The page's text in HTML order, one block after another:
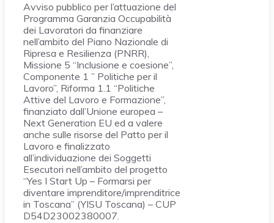
Avviso pubblico per l’attuazione del
Programma Garanzia Occupabilità
dei Lavoratori da finanziare
nell’ambito del Piano Nazionale di
Ripresa e Resilienza (PNRR),
Missione 5 “Inclusione e coesione”,
Componente 1 ” Politiche per il
Lavoro”, Riforma 1.1 “Politiche
Attive del Lavoro e Formazione”,
finanziato dall’Unione europea –
Next Generation EU ed a valere
anche sulle risorse del Patto per il
Lavoro e finalizzato
all’individuazione dei Soggetti
Esecutori nell’ambito del progetto
“Yes I Start Up – Formarsi per
diventare imprenditore/imprenditrice
in Toscana” (YISU Toscana) – CUP
D54D23002380007.